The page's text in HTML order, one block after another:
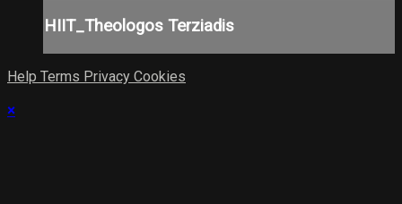
HIIT_Theologos Terziadis
Help Terms Privacy Cookies
×